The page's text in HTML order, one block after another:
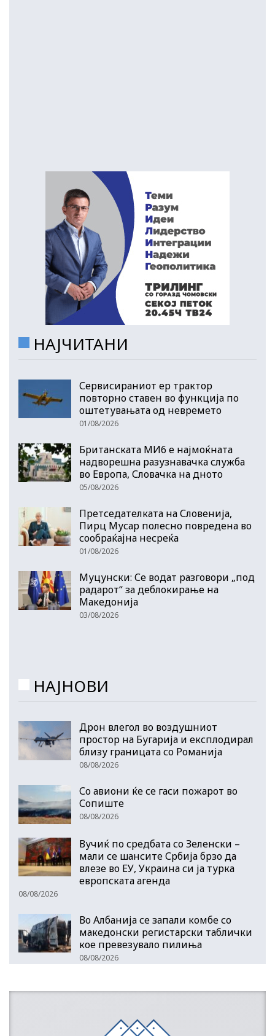
НАЈЧИТАНИ
Сервисираниот ер трактор
повторно ставен во функција по
оштетувањата од невремето
01/08/2026
Британската МИ6 е најмоќната
надворешна разузнавачка служба
во Европа, Словачка на дното
05/08/2026
Претседателката на Словенија,
Пирц Мусар полесно повредена во
сообраќајна несреќа
01/08/2026
Муцунски: Се водат разговори „под
радарот“ за деблокирање на
Македонија
03/08/2026
НАЈНОВИ
Дрон влегол во воздушниот
простор на Бугарија и експлодирал
близу границата со Романија
08/08/2026
Со авиони ќе се гаси пожарот во
Сопиште
08/08/2026
Вучиќ по средбата со Зеленски –
мали се шансите Србија брзо да
влезе во ЕУ, Украина си ја турка
европската агенда
08/08/2026
Во Албанија се запали комбе со
македонски регистарски таблички
кое превезувало пилиња
08/08/2026